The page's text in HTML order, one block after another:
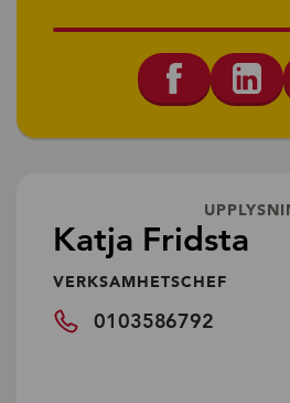
Katja Fridsta
VERKSAMHETSCHEF
0103586792